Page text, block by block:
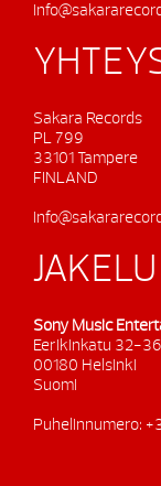
Sakara Records
PL 799
33101 Tampere
FINLAND
Sony Music
Eerikinkatu 32-36
00180 Helsinki
Suomi
Puhelinnumero: